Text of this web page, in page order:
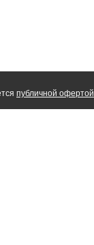
публичной офертой